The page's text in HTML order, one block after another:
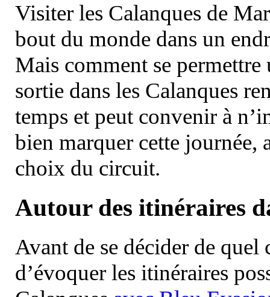
Visiter les Calanques de
bout du monde dans un
Mais comment se permettre
sortie dans les Calanques
temps et peut convenir à
bien marquer cette journée,
choix du circuit.
Autour des itinéraires
Avant de se décider de
d’évoquer les itinéraires